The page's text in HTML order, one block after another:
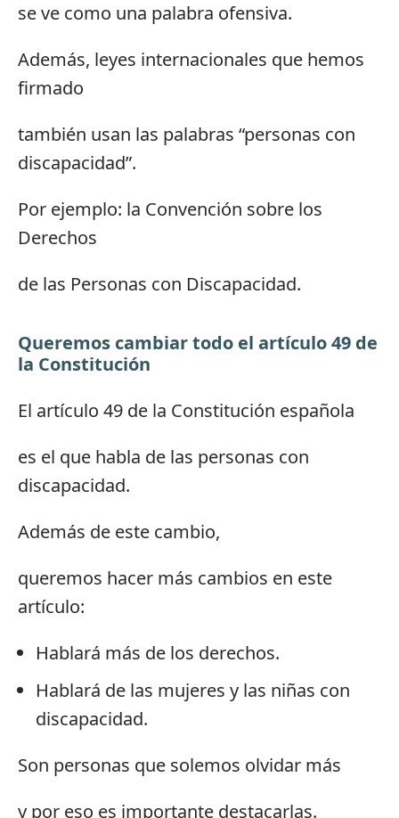
se ve como una palabra ofensiva.
Además, leyes internacionales que hemos
firmado
también usan las palabras “personas con
discapacidad”.
Por ejemplo: la Convención sobre los
Derechos
de las Personas con Discapacidad.
Queremos cambiar todo el artículo 49 de
la Constitución
El artículo 49 de la Constitución española
es el que habla de las personas con
discapacidad.
Además de este cambio,
queremos hacer más cambios en este
artículo:
Hablará más de los derechos.
Hablará de las mujeres y las niñas con
discapacidad.
Son personas que solemos olvidar más
y por eso es importante destacarlas.